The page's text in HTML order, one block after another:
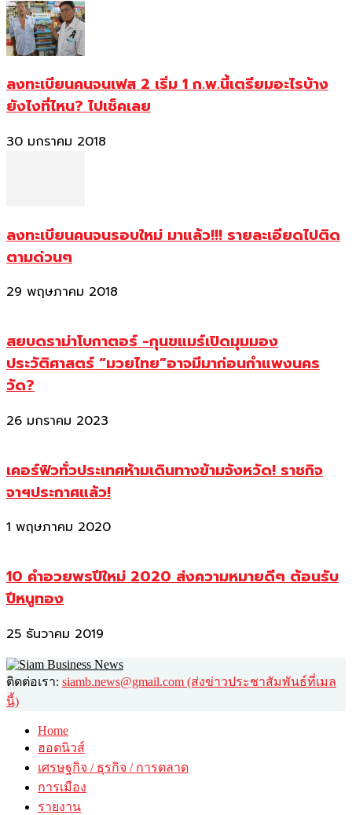
ลงทะเบียนคนจนเฟส 2 เริ่ม 1 ก.พ.นี้เตรียมอะไรบ้าง
ยังไงที่ไหน? ไปเช็คเลย
30 มกราคม 2018
ลงทะเบียนคนจนรอบใหม่ มาแล้ว!!! รายละเอียดไปติด
ตามด่วนๆ
29 พฤษภาคม 2018
สยบดราม่าโบกาตอร์ -กุนขแมร์เปิดมุมมอง
ประวัติศาสตร์ “มวยไทย”อาจมีมาก่อนกำแพงนคร
วัด?
26 มกราคม 2023
เคอร์ฟิวทั่วประเทศห้ามเดินทางข้ามจังหวัด! ราชกิจ
จาฯประกาศแล้ว!
1 พฤษภาคม 2020
10 คำอวยพรปีใหม่ 2020 ส่งความหมายดีๆ ต้อนรับ
ปีหนูทอง
25 ธันวาคม 2019
ติดต่อเรา: siamb.news@gmail.com (ส่งข่าวประชาสัมพันธ์ที่เมล
นี้)
Home
ฮอตนิวส์
เศรษฐกิจ / ธุรกิจ / การตลาด
การเมือง
รายงาน